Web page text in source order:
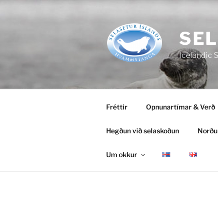
Icelandic
Fréttir Opnunartímar & Verð
Hegðun við selaskoðun
Um okkur